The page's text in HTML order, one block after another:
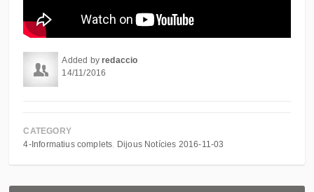
Added byredaccio
14/11/2016
CATEGORY
4-Informatius complets
Dijous Notícies 2016-11-03